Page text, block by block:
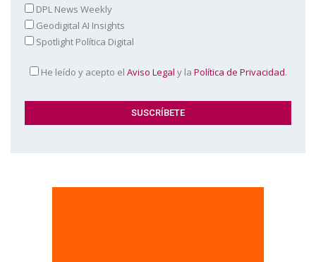
DPL News Weekly
Geodigital AI Insights
Spotlight Política Digital
He leído y acepto el Aviso Legal y la Política de Privacidad.